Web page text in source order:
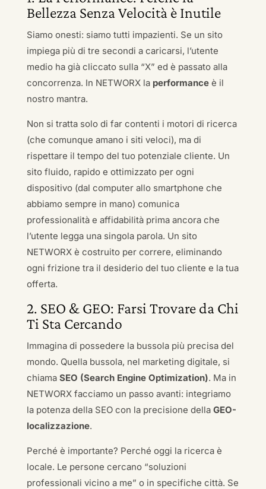
Bellezza Senza Velocità è Inutile
Siamo onesti: siamo tutti impazienti. Se un sito
impiega più di tre secondi a caricarsi, l’utente
medio ha già cliccato sulla “X” ed è passato alla
concorrenza. In NETWORX la performanceè il
nostro mantra.
Non si tratta solo di far contenti i motori di ricerca
(che comunque amano i siti veloci), ma di
rispettare il tempo del tuo potenziale cliente. Un
sito fluido, rapido e ottimizzato per ogni
dispositivo (dal computer allo smartphone che
abbiamo sempre in mano) comunica
professionalità e affidabilità prima ancora che
l’utente legga una singola parola. Un sito
NETWORX è costruito per correre, eliminando
ogni frizione tra il desiderio del tuo cliente e la tua
offerta.
2. SEO & GEO: Farsi Trovare da Chi
Ti Sta Cercando
Immagina di possedere la bussola più precisa del
mondo. Quella bussola, nel marketing digitale, si
chiama SEO (Search Engine Optimization). Ma in
NETWORX facciamo un passo avanti: integriamo
la potenza della SEO con la precisione della GEO-
localizzazione.
Perché è importante? Perché oggi la ricerca è
locale. Le persone cercano “soluzioni
professionali vicino a me” o in specifiche città. Se